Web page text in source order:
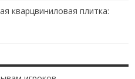
кварцвиниловая плитка: